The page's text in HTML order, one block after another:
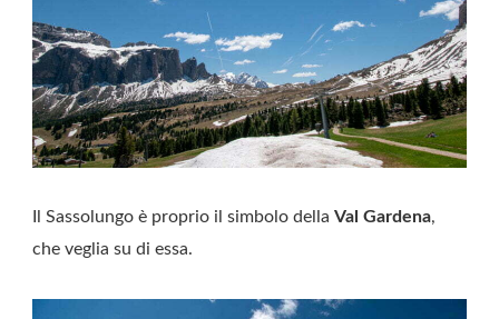
Il Sassolungo è proprio il simbolo della Val Gardena,
che veglia su di essa.